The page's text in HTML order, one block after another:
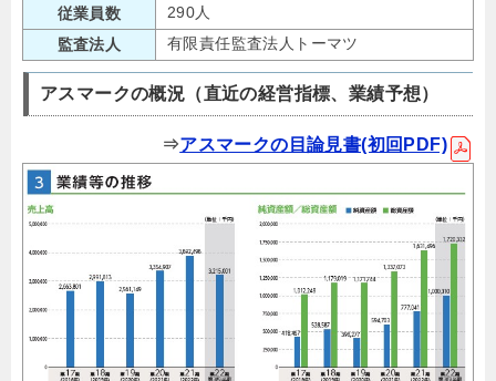
従業員数
290人
監査法人
有限責任監査法人トーマツ
アスマークの概況（直近の経営指標、業績予想）
⇒アスマークの目論見書(初回PDF)